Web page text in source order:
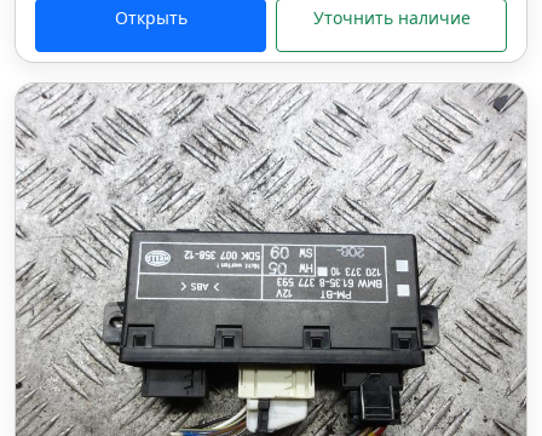
Открыть Уточнить наличие